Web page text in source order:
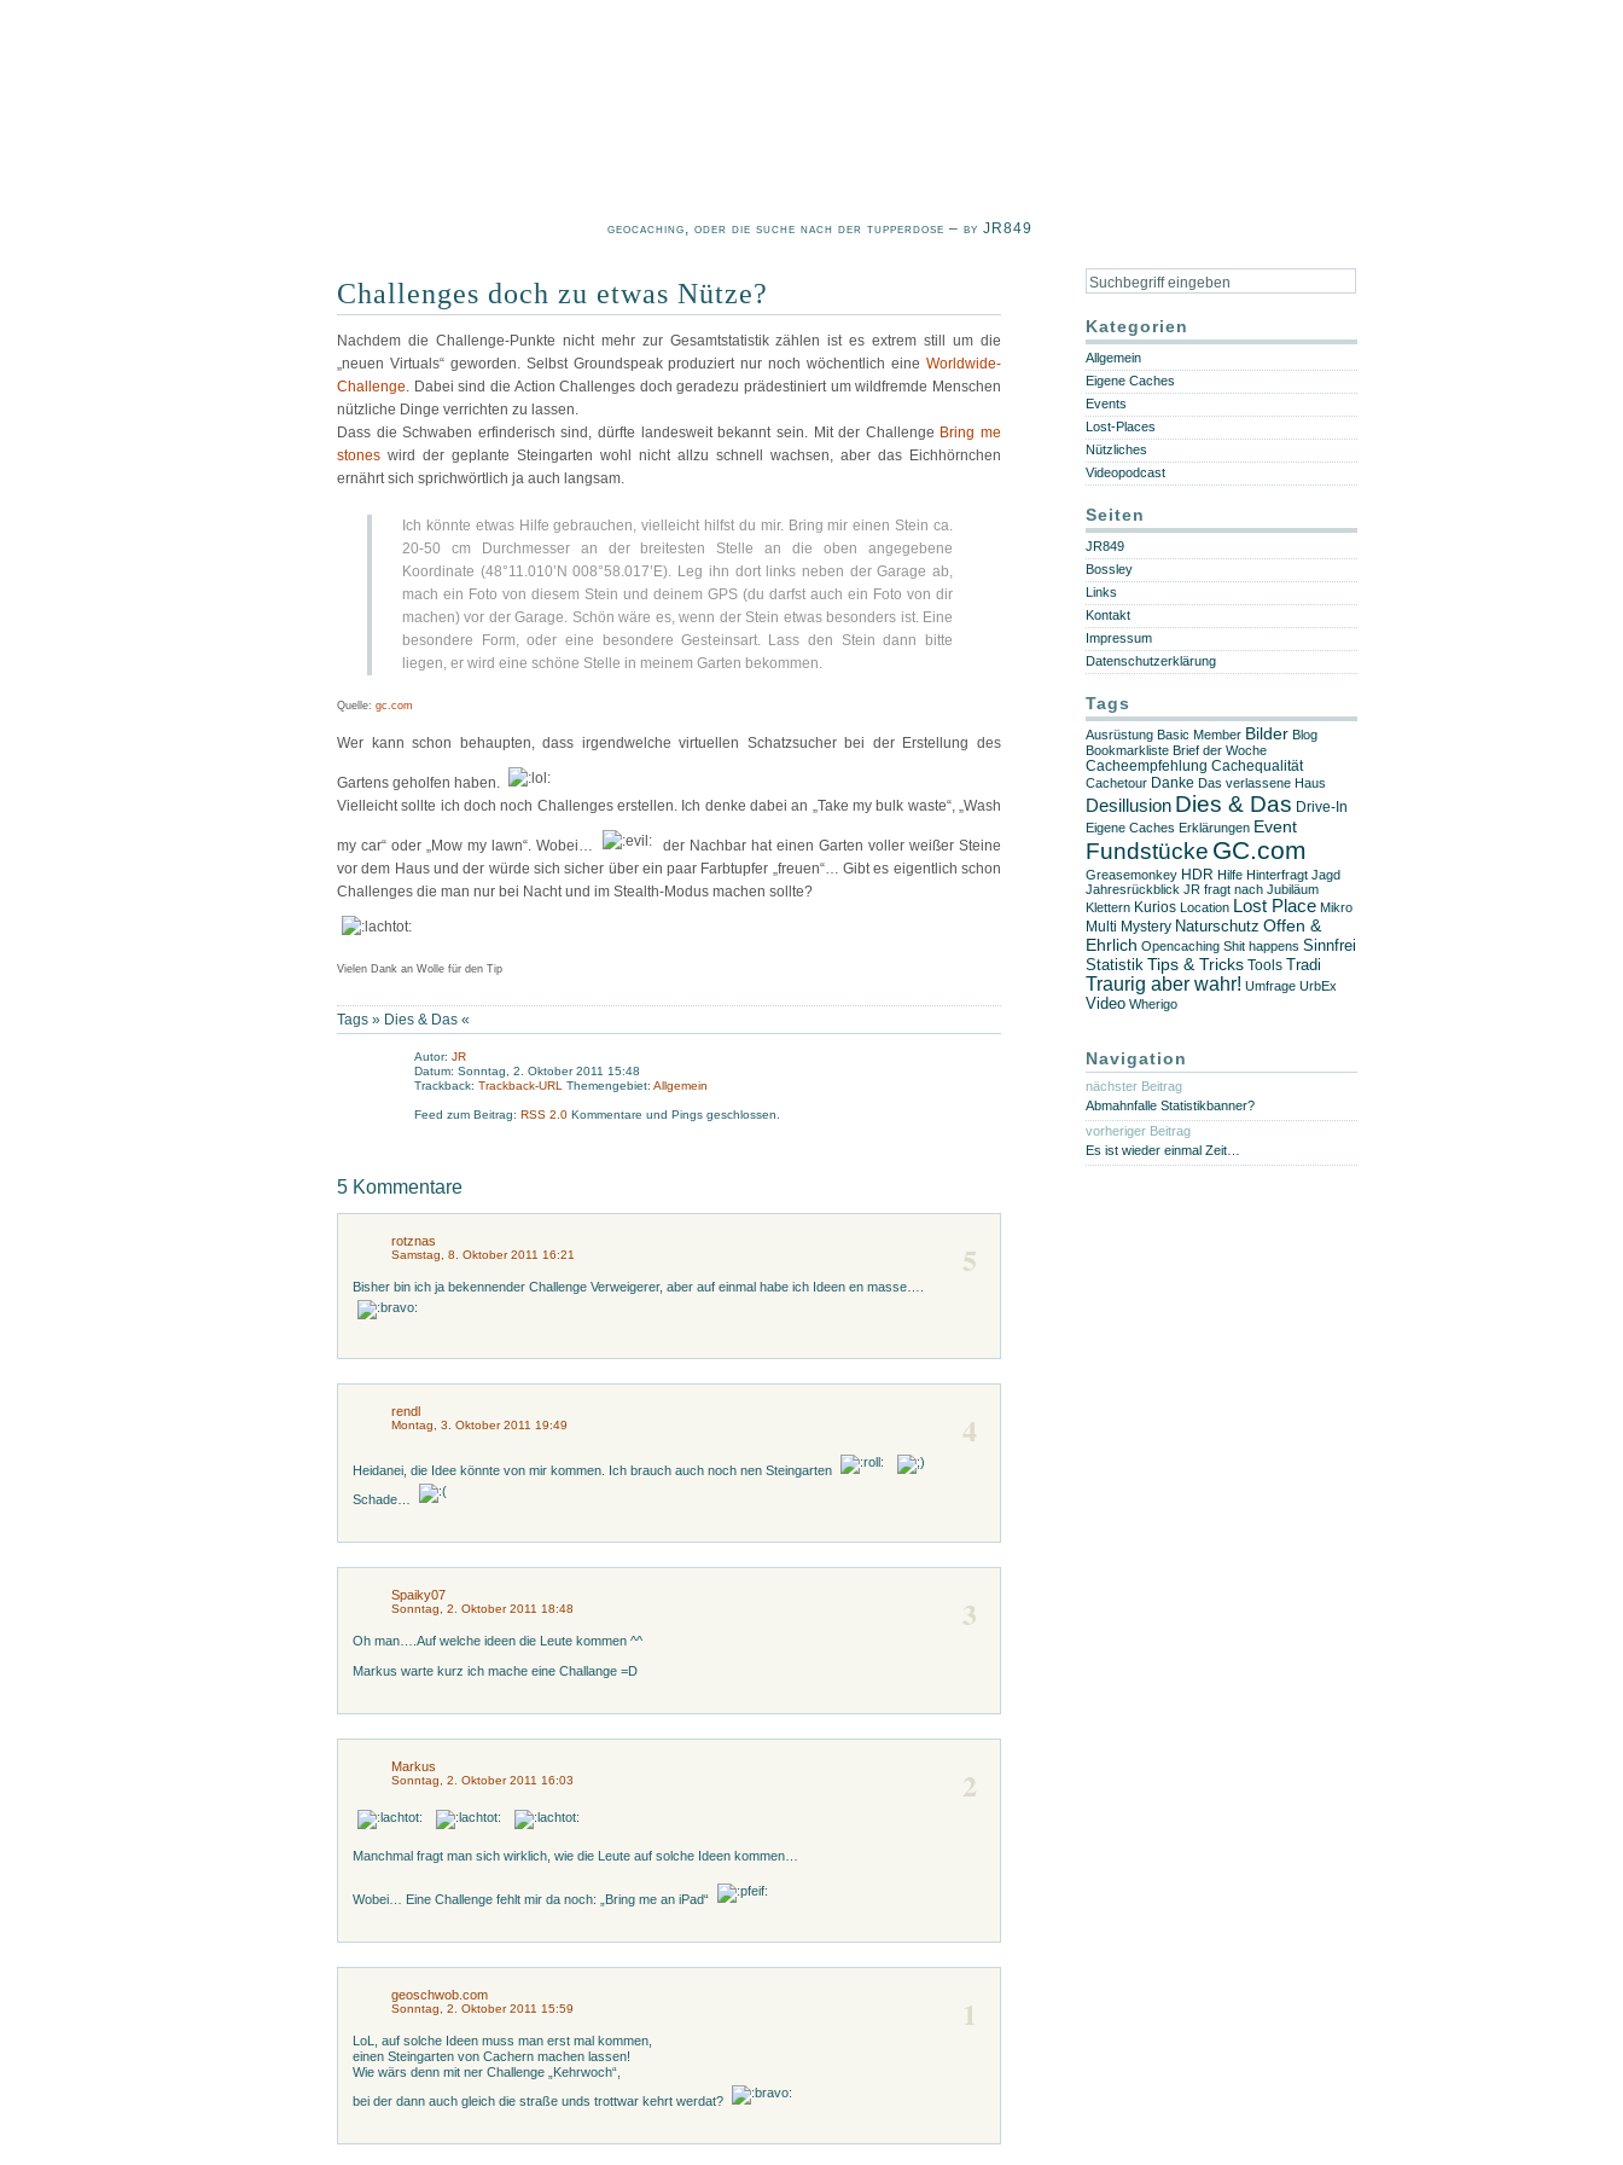
geocaching, oder die suche nach der tupperdose – by JR849
Challenges doch zu etwas Nütze?
Nachdem die Challenge-Punkte nicht mehr zur Gesamtstatistik zählen ist es extrem still um die
„neuen Virtuals“ geworden. Selbst Groundspeak produziert nur noch wöchentlich eine Worldwide-
Challenge. Dabei sind die Action Challenges doch geradezu prädestiniert um wildfremde Menschen
nützliche Dinge verrichten zu lassen.
Dass die Schwaben erfinderisch sind, dürfte landesweit bekannt sein. Mit der Challenge Bring me
stones wird der geplante Steingarten wohl nicht allzu schnell wachsen, aber das Eichhörnchen
ernährt sich sprichwörtlich ja auch langsam.
Ich könnte etwas Hilfe gebrauchen, vielleicht hilfst du mir. Bring mir einen Stein ca.
20-50 cm Durchmesser an der breitesten Stelle an die oben angegebene
Koordinate (48°11.010’N 008°58.017’E). Leg ihn dort links neben der Garage ab,
mach ein Foto von diesem Stein und deinem GPS (du darfst auch ein Foto von dir
machen) vor der Garage. Schön wäre es, wenn der Stein etwas besonders ist. Eine
besondere Form, oder eine besondere Gesteinsart. Lass den Stein dann bitte
liegen, er wird eine schöne Stelle in meinem Garten bekommen.
Quelle: gc.com
Wer kann schon behaupten, dass irgendwelche virtuellen Schatzsucher bei der Erstellung des
Gartens geholfen haben.
Vielleicht sollte ich doch noch Challenges erstellen. Ich denke dabei an „Take my bulk waste“, „Wash
my car“ oder „Mow my lawn“. Wobei…
der Nachbar hat einen Garten voller weißer Steine
vor dem Haus und der würde sich sicher über ein paar Farbtupfer „freuen“… Gibt es eigentlich schon
Challenges die man nur bei Nacht und im Stealth-Modus machen sollte?
Vielen Dank an Wolle für den Tip
Tags » Dies & Das «
Autor: JR
Datum: Sonntag, 2. Oktober 2011 15:48
Trackback: Trackback-URL Themengebiet: Allgemein
Feed zum Beitrag: RSS 2.0 Kommentare und Pings geschlossen.
5 Kommentare
rotznas
Samstag, 8. Oktober 2011 16:21 5
Bisher bin ich ja bekennender Challenge Verweigerer, aber auf einmal habe ich Ideen en masse….
rendl
Montag, 3. Oktober 2011 19:49 4
Heidanei, die Idee könnte von mir kommen. Ich brauch auch noch nen Steingarten
Schade…
Spaiky07
Sonntag, 2. Oktober 2011 18:48 3
Oh man….Auf welche ideen die Leute kommen ^^
Markus warte kurz ich mache eine Challange =D
Markus
Sonntag, 2. Oktober 2011 16:03 2
Manchmal fragt man sich wirklich, wie die Leute auf solche Ideen kommen…
Wobei… Eine Challenge fehlt mir da noch: „Bring me an iPad“
geoschwob.com
Sonntag, 2. Oktober 2011 15:59 1
LoL, auf solche Ideen muss man erst mal kommen,
einen Steingarten von Cachern machen lassen!
Wie wärs denn mit ner Challenge „Kehrwoch“,
bei der dann auch gleich die straße unds trottwar kehrt werdat?
Kategorien
Allgemein
Eigene Caches
Events
Lost-Places
Nützliches
Videopodcast
Seiten
JR849
Bossley
Links
Kontakt
Impressum
Datenschutzerklärung
Tags
Ausrüstung Basic Member Bilder Blog
Bookmarkliste Brief der Woche
Cacheempfehlung Cachequalität
Cachetour Danke Das verlassene Haus
Desillusion Dies & Das Drive-In
Eigene Caches Erklärungen Event
Fundstücke GC.com
Greasemonkey HDR Hilfe Hinterfragt Jagd
Jahresrückblick JR fragt nach Jubiläum
Klettern Kurios Location Lost Place Mikro
Multi Mystery Naturschutz Offen &
Ehrlich Opencaching Shit happens Sinnfrei
Statistik Tips & Tricks Tools Tradi
Traurig aber wahr! Umfrage UrbEx
Video Wherigo
Navigation
nächster Beitrag
Abmahnfalle Statistikbanner?
vorheriger Beitrag
Es ist wieder einmal Zeit…